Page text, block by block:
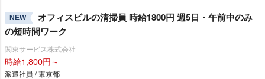
NEW
オフィスビルの清掃員 時給1800円 週5日・午前中のみ
の短時間ワーク
関東サービス株式会社
時給1,800円～
派遣社員 / 東京都